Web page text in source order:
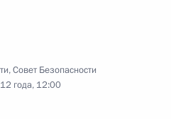
,Совет Безопасности
года, 12:00